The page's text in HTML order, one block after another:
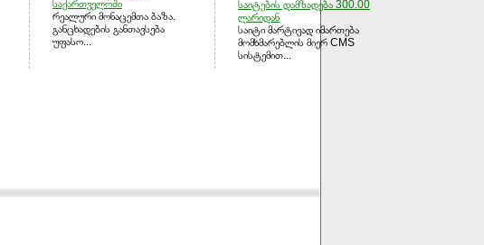
საქართველოში
რეალური მონაცემთა ბაზა.
განცხადების განთავსება
უფასო...
საიტების დამზადება 300.00
ლარიდან
საიტი მარტივად იმართება
მომხმარებლის მიერ CMS
სისტემით...